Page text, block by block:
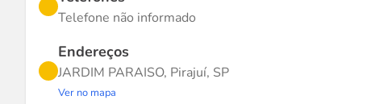
Telefone não informado
Endereços
JARDIM PARAISO, Pirajuí, SP
Ver no mapa